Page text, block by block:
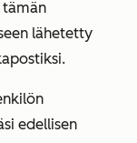
tämän
lähetetty
edellisen